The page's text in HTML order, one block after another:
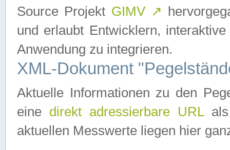
Source Projekt GIMV ↗
und erlaubt Entwicklern,
Anwendung zu integrieren.
XML-Dokument
Aktuelle Informationen zu den
eine direkt adressierbare URLals
aktuellen Messwerte liegen hier